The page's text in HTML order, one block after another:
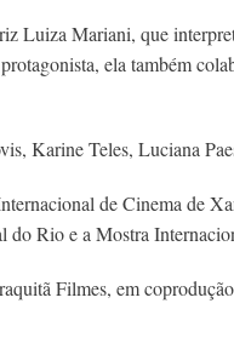
Luiza Mariani, que
ela também
Karine Teles, Luciana
de Cinema de
Rio e a Mostra
Filmes, em